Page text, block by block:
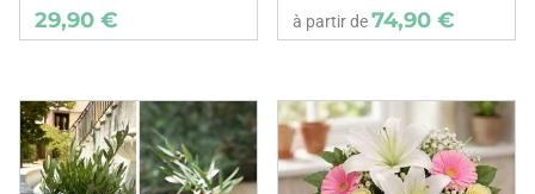
29,90 € à partir de74,90 €